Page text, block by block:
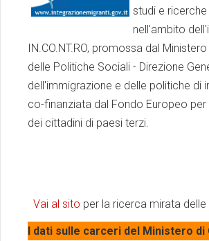
studi e ricerche
nell'ambito
IN.CO.NT.RO, promossa dal
delle Politiche Sociali - Direzione
dell'immigrazione e delle politiche di
co-finanziata dal Fondo Europeo
dei cittadini di paesi terzi.​
Vai al sito per la ricerca mirata
I dati sulle carceri del Ministero di